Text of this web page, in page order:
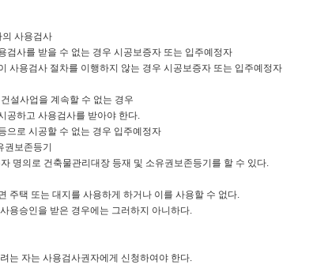
사용검사
사를 받을 수 없는 경우 시공보증자 또는 입주예정자
용검사 절차를 이행하지 않는 경우 시공보증자 또는 입주예정자
설사업을 계속할 수 없는 경우
하고 사용검사를 받아야 한다.
로 시공할 수 없는 경우 입주예정자
보존등기
명의로 건축물관리대장 등재 및 소유권보존등기를 할 수 있다.
택 또는 대지를 사용하게 하거나 이를 사용할 수 없다.
승인을 받은 경우에는 그러하지 아니하다.
는 자는 사용검사권자에게 신청하여야 한다.